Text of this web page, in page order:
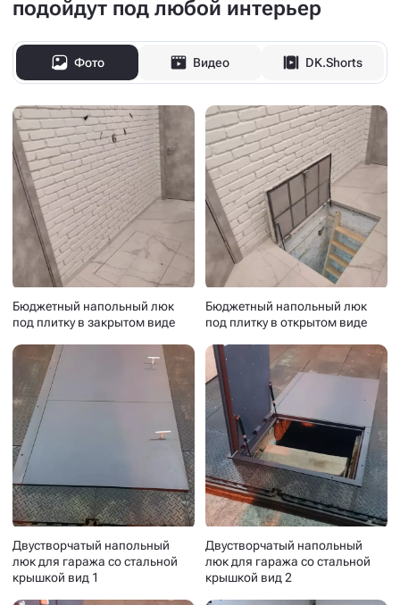
подойдут под любой интерьер
Фото Видео DK.Shorts
Бюджетный напольный люк
под плитку в закрытом виде
Бюджетный напольный люк
под плитку в открытом виде
Двустворчатый напольный
люк для гаража со стальной
крышкой вид 1
Двустворчатый напольный
люк для гаража со стальной
крышкой вид 2